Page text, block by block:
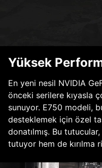
Yüksek
En yeni nesil NVIDIA
önceki serilere kıyasla
sunuyor. E750 modeli,
desteklemek için özel
donatılmış. Bu
tutuyor hem de kırılma